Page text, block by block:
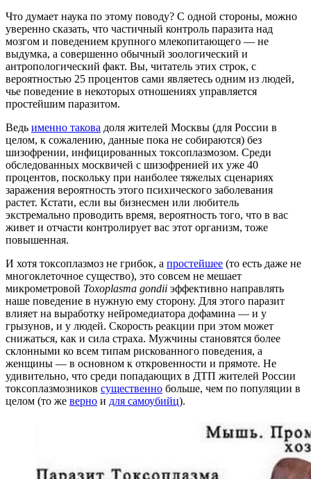
Что думает наука по этому поводу? С одной стороны, можно
уверенно сказать, что частичный контроль паразита над
мозгом и поведением крупного млекопитающего — не
выдумка, а совершенно обычный зоологический и
антропологический факт. Вы, читатель этих строк, с
вероятностью 25 процентов сами являетесь одним из людей,
чье поведение в некоторых отношениях управляется
простейшим паразитом.
Ведь именно такова доля жителей Москвы (для России в
целом, к сожалению, данные пока не собираются) без
шизофрении, инфицированных токсоплазмозом. Среди
обследованных москвичей с шизофренией их уже 40
процентов, поскольку при наиболее тяжелых сценариях
заражения вероятность этого психического заболевания
растет. Кстати, если вы бизнесмен или любитель
экстремально проводить время, вероятность того, что в вас
живет и отчасти контролирует вас этот организм, тоже
повышенная.
И хотя токсоплазмоз не грибок, а простейшее (то есть даже не
многоклеточное существо), это совсем не мешает
микрометровой Toxoplasma gondii эффективно направлять
наше поведение в нужную ему сторону. Для этого паразит
влияет на выработку нейромедиатора дофамина — и у
грызунов, и у людей. Скорость реакции при этом может
снижаться, как и сила страха. Мужчины становятся более
склонными ко всем типам рискованного поведения, а
женщины — в основном к откровенности и прямоте. Не
удивительно, что среди попадающих в ДТП жителей России
токсоплазмозников существенно больше, чем по популяции в
целом (то же верно и для самоубийц).